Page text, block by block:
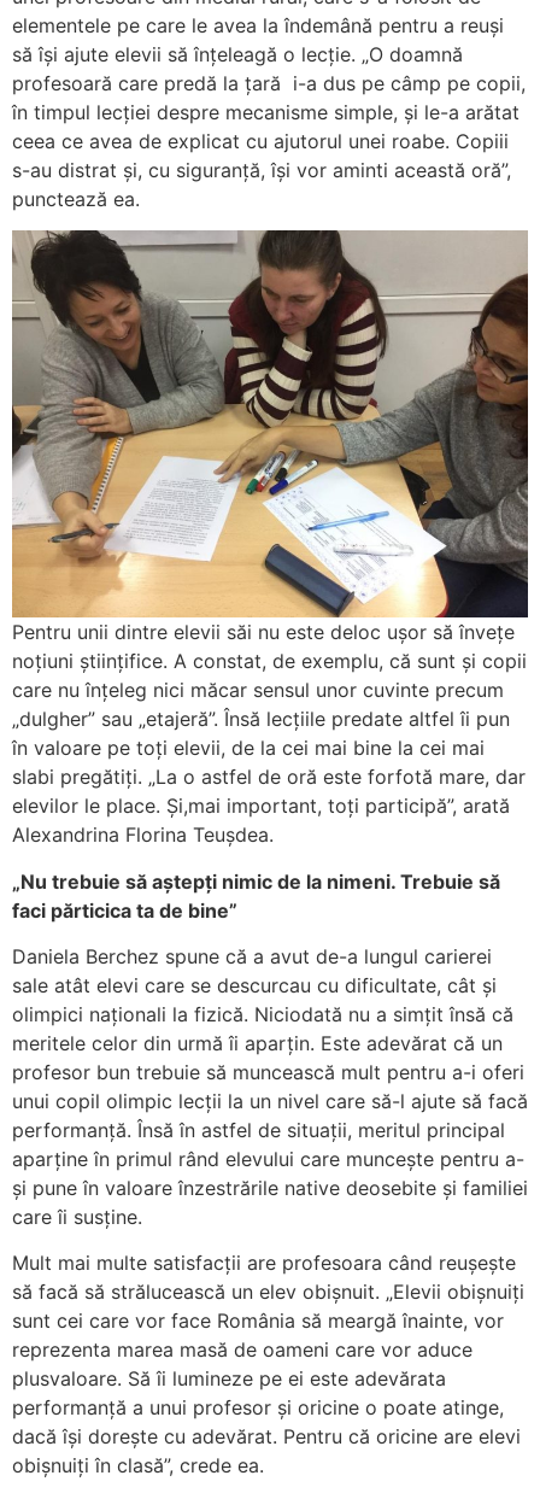
elementele pe care le avea la îndemână pentru a reuși
să își ajute elevii să înțeleagă o lecție. „O doamnă
profesoară care predă la țară i-a dus pe câmp pe copii,
în timpul lecției despre mecanisme simple, și le-a arătat
ceea ce avea de explicat cu ajutorul unei roabe. Copiii
s-au distrat și, cu siguranță, își vor aminti această oră”,
punctează ea.
Pentru unii dintre elevii săi nu este deloc ușor să învețe
noțiuni științifice. A constat, de exemplu, că sunt și copii
care nu înțeleg nici măcar sensul unor cuvinte precum
„dulgher” sau „etajeră”. Însă lecțiile predate altfel îi pun
în valoare pe toți elevii, de la cei mai bine la cei mai
slabi pregătiți. „La o astfel de oră este forfotă mare, dar
elevilor le place. Și,mai important, toți participă”, arată
Alexandrina Florina Teușdea.
„Nu trebuie să aștepți nimic de la nimeni. Trebuie să
faci părticica ta de bine”
Daniela Berchez spune că a avut de-a lungul carierei
sale atât elevi care se descurcau cu dificultate, cât și
olimpici naționali la fizică. Niciodată nu a simțit însă că
meritele celor din urmă îi aparțin. Este adevărat că un
profesor bun trebuie să muncească mult pentru a-i oferi
unui copil olimpic lecții la un nivel care să-l ajute să facă
performanță. Însă în astfel de situații, meritul principal
aparține în primul rând elevului care muncește pentru a-
și pune în valoare înzestrările native deosebite și familiei
care îi susține.
Mult mai multe satisfacții are profesoara când reușește
să facă să strălucească un elev obișnuit. „Elevii obișnuiți
sunt cei care vor face România să meargă înainte, vor
reprezenta marea masă de oameni care vor aduce
plusvaloare. Să îi lumineze pe ei este adevărata
performanță a unui profesor și oricine o poate atinge,
dacă își dorește cu adevărat. Pentru că oricine are elevi
obișnuiți în clasă”, crede ea.